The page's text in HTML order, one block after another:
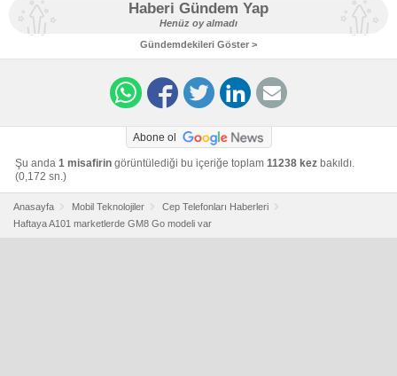
Haberi Gündem Yap
Henüz oy almadı
Gündemdekileri Göster >
Abone ol
Şu anda 1 misafirin görüntülediği bu içeriğe toplam 11238 kez bakıldı.
(0,172 sn.)
Anasayfa Mobil Teknolojiler
Cep Telefonları Haberleri
Haftaya A101 marketlerde GM8 Go modeli var